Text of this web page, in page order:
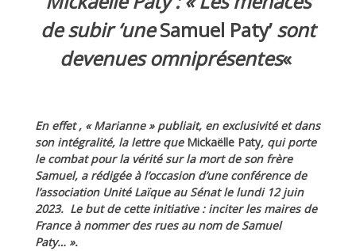
de subir ‘uneSamuel Paty’sont
devenues omniprésentes«
En effet , « Marianne » publiait, en exclusivité et dans
son intégralité, la lettre que Mickaëlle Paty, qui porte
le combat pour la vérité sur la mort de son frère
Samuel, a rédigée à l’occasion d’une conférence de
l’association Unité Laïque au Sénat le lundi 12 juin
2023. Le but de cette initiative : inciter les maires de
France à nommer des rues au nom de Samuel
Paty… ».